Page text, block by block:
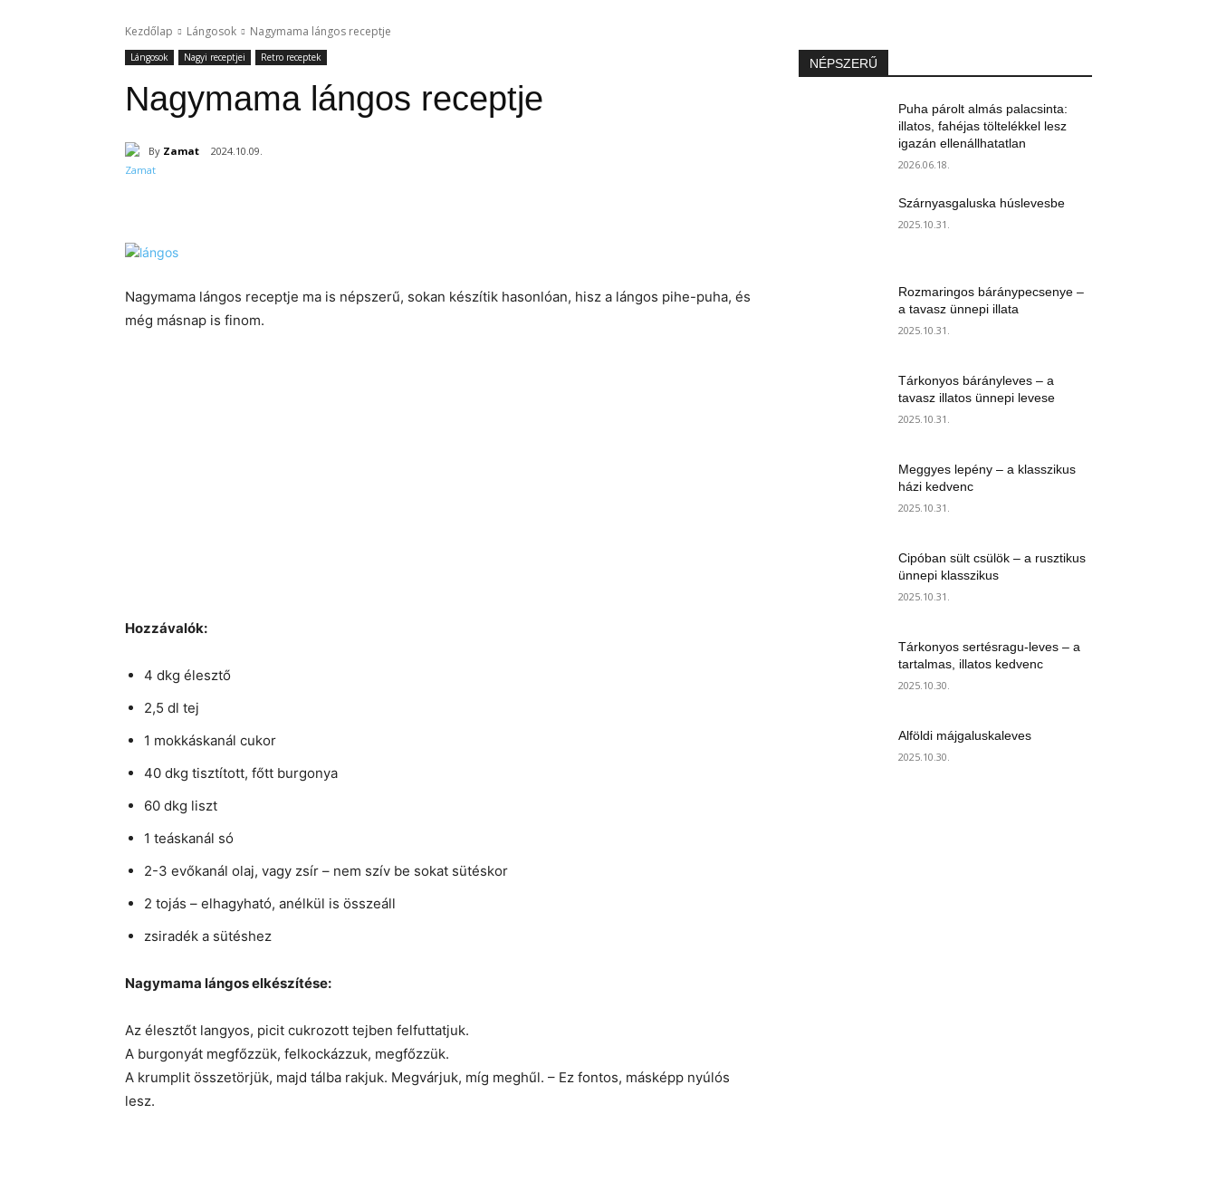
Kezdőlap Lángosok Nagymama lángos receptje
Lángosok Nagyi receptjei Retro receptek
Nagymama lángos receptje
By Zamat 2024.10.09.
Nagymama lángos receptje ma is népszerű, sokan készítik hasonlóan, hisz a lángos pihe-puha, és
még másnap is finom.
Hozzávalók:
4 dkg élesztő
2,5 dl tej
1 mokkáskanál cukor
40 dkg tisztított, főtt burgonya
60 dkg liszt
1 teáskanál só
2-3 evőkanál olaj, vagy zsír – nem szív be sokat sütéskor
2 tojás – elhagyható, anélkül is összeáll
zsiradék a sütéshez
Nagymama lángos elkészítése:
Az élesztőt langyos, picit cukrozott tejben felfuttatjuk.
A burgonyát megfőzzük, felkockázzuk, megfőzzük.
A krumplit összetörjük, majd tálba rakjuk. Megvárjuk, míg meghűl. – Ez fontos, másképp nyúlós
lesz.
NÉPSZERŰ
Puha párolt almás palacsinta:
illatos, fahéjas töltelékkel lesz
igazán ellenállhatatlan
2026.06.18.
Szárnyasgaluska húslevesbe
2025.10.31.
Rozmaringos báránypecsenye –
a tavasz ünnepi illata
2025.10.31.
Tárkonyos bárányleves – a
tavasz illatos ünnepi levese
2025.10.31.
Meggyes lepény – a klasszikus
házi kedvenc
2025.10.31.
Cipóban sült csülök – a rusztikus
ünnepi klasszikus
2025.10.31.
Tárkonyos sertésragu-leves – a
tartalmas, illatos kedvenc
2025.10.30.
Alföldi májgaluskaleves
2025.10.30.